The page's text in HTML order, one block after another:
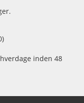
inden 48